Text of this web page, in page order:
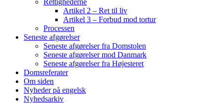
Rettighederne
Artikel 2 – Ret til liv
Artikel 3 – Forbud mod tortur
Processen
Seneste afgørelser
Seneste afgørelser fra Domstolen
Seneste afgørelser mod Danmark
Seneste afgørelser fra Højesteret
Domsreferater
Om siden
Nyheder på engelsk
Nyhedsarkiv